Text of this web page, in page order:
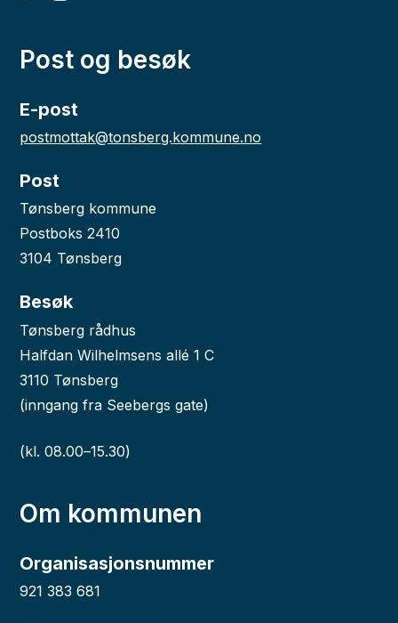
Post og besøk
E-post
postmottak@tonsberg.kommune.no
Post
Tønsberg kommune
Postboks 2410
3104 Tønsberg
Besøk
Tønsberg rådhus
Halfdan Wilhelmsens allé 1 C
3110 Tønsberg
(inngang fra Seebergs gate)
(kl. 08.00–15.30)
Om kommunen
Organisasjonsnummer
921 383 681